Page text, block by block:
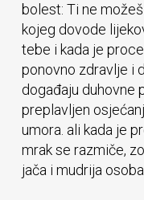
bolest: Ti ne
kojeg dovode
tebe i kada je
ponovno zdravlje i
događaju duhovne
preplavljen
umora. ali kada je
mrak se razmiče,
jača i mudrija osoba.